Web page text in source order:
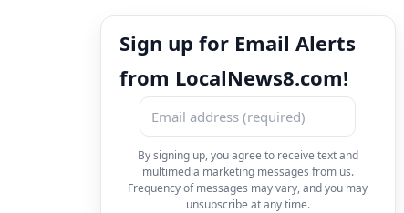
Sign up for Email Alerts
from LocalNews8.com!
By signing up, you agree to receive text and
multimedia marketing messages from us.
Frequency of messages may vary, and you may
unsubscribe at any time.